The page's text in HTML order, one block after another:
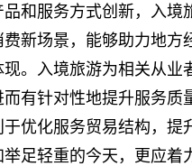
和服务方式创新，入
新场景，能够助力地
。入境旅游为相关从
有针对性地提升服务
优化服务贸易结构，提
足轻重的今天，更应